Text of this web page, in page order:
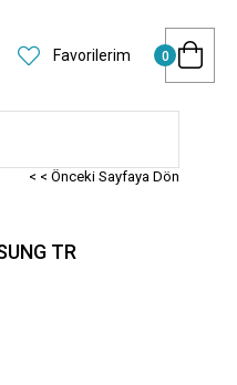
Favorilerim 0
< < Önceki Sayfaya Dön
TR